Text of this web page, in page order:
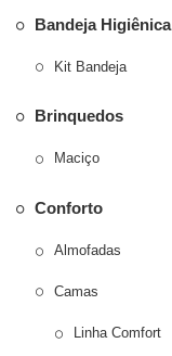
Bandeja Higiênica
Kit Bandeja
Brinquedos
Maciço
Conforto
Almofadas
Camas
Linha Comfort